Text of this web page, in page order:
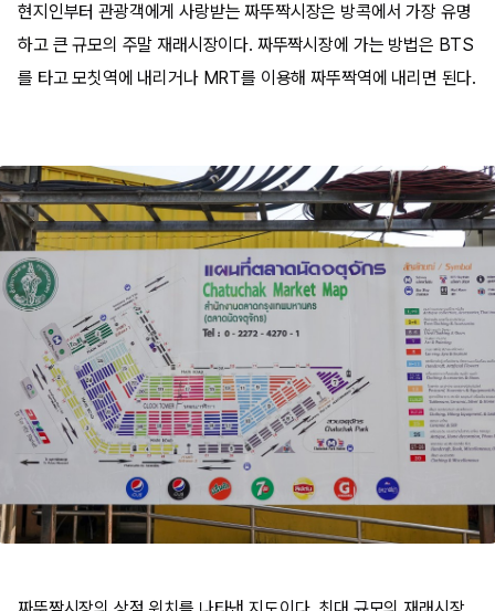
현지인부터 관광객에게 사랑받는 짜뚜짝시장은 방콕에서 가장 유명
하고 큰 규모의 주말 재래시장이다. 짜뚜짝시장에 가는 방법은 BTS
를 타고 모칫역에 내리거나 MRT를 이용해 짜뚜짝역에 내리면 된다.